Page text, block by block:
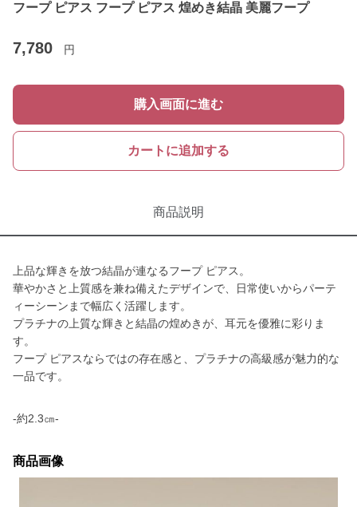
フープ ピアス フープ ピアス 煌めき結晶 美麗フープ
7,780 円
購入画面に進む
カートに追加する
商品説明
上品な輝きを放つ結晶が連なるフープ ピアス。
華やかさと上質感を兼ね備えたデザインで、日常使いからパーテ
ィーシーンまで幅広く活躍します。
プラチナの上質な輝きと結晶の煌めきが、耳元を優雅に彩りま
す。
フープ ピアスならではの存在感と、プラチナの高級感が魅力的な
一品です。
-約2.3㎝-
商品画像